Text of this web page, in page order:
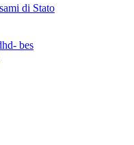
di Stato
bes